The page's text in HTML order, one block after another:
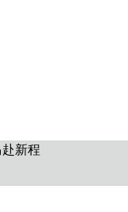
新程